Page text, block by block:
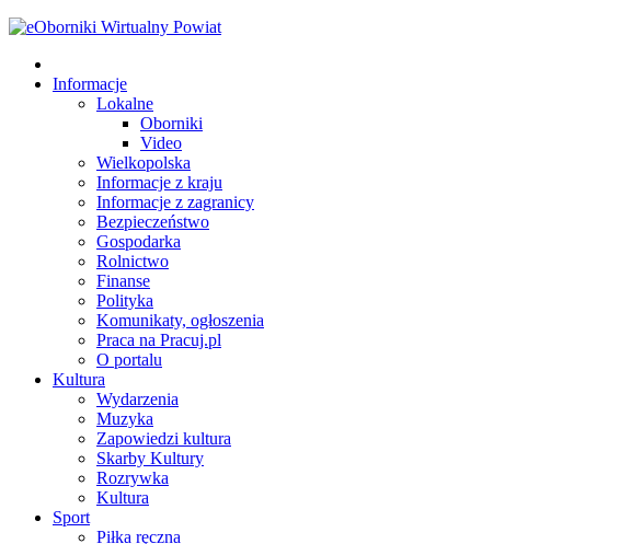
Informacje
Lokalne
Oborniki
Video
Wielkopolska
Informacje z kraju
Informacje z zagranicy
Bezpieczeństwo
Gospodarka
Rolnictwo
Finanse
Polityka
Komunikaty, ogłoszenia
Praca na Pracuj.pl
O portalu
Kultura
Wydarzenia
Muzyka
Zapowiedzi kultura
Skarby Kultury
Rozrywka
Kultura
Sport
Piłka ręczna